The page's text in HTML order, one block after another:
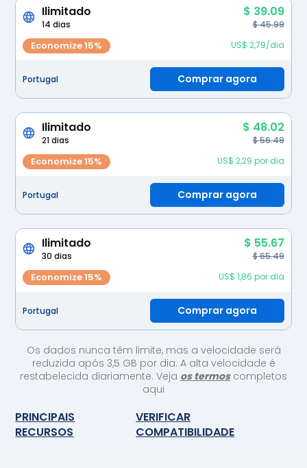
Ilimitado $ 39.09
14 dias $ 45.99
Economize 15% US$ 2,79/dia
Portugal Comprar agora
Ilimitado $ 48.02
21 dias $ 56.49
Economize 15% US$ 2,29 por dia
Portugal Comprar agora
Ilimitado $ 55.67
30 dias $ 65.49
Economize 15% US$ 1,86 por dia
Portugal Comprar agora
Os dados nunca têm limite, mas a velocidade será
reduzida após 3,5 GB por dia. A alta velocidade é
restabelecida diariamente. Veja os termoscompletos
aqui
PRINCIPAIS
RECURSOS
VERIFICAR
COMPATIBILIDADE